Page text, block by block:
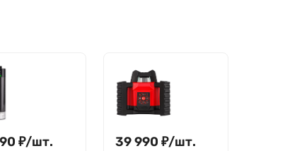
₽/шт. 39 990 ₽/шт.